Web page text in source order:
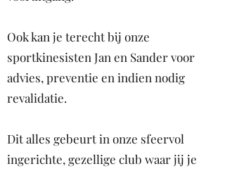
Ook kan je terecht bij onze
sportkinesisten Jan en Sander voor
advies, preventie en indien nodig
revalidatie.
Dit alles gebeurt in onze sfeervol
ingerichte, gezellige club waar jij je